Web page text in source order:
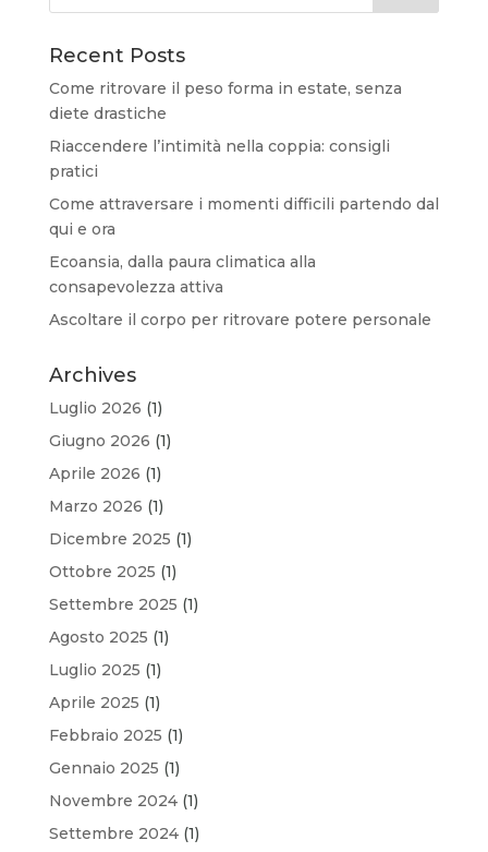
Recent Posts
Come ritrovare il peso forma in estate, senza
diete drastiche
Riaccendere l’intimità nella coppia: consigli
pratici
Come attraversare i momenti difficili partendo dal
qui e ora
Ecoansia, dalla paura climatica alla
consapevolezza attiva
Ascoltare il corpo per ritrovare potere personale
Archives
Luglio 2026 (1)
Giugno 2026 (1)
Aprile 2026 (1)
Marzo 2026 (1)
Dicembre 2025 (1)
Ottobre 2025 (1)
Settembre 2025 (1)
Agosto 2025 (1)
Luglio 2025 (1)
Aprile 2025 (1)
Febbraio 2025 (1)
Gennaio 2025 (1)
Novembre 2024(1)
Settembre 2024(1)